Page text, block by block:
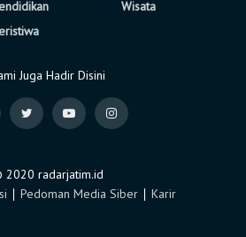
Wisata
Juga Hadir Disini
radarjatim.id
∣ Pedoman Media Siber∣ Karir